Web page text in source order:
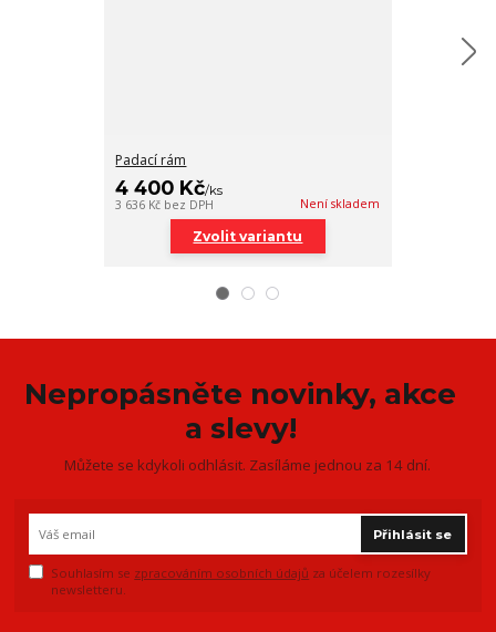
Padací rám
4 400 Kč/ks
3 636 Kč bez DPH Není skladem
Zvolit variantu
Nepropásněte novinky, akce
a slevy!
Můžete se kdykoli odhlásit. Zasíláme jednou za 14 dní.
Přihlásit se
Souhlasím se zpracováním osobních údajů za účelem rozesílky
newsletteru.